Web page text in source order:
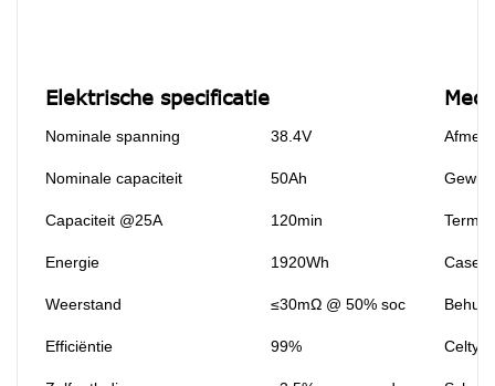
Elektrische specificatie
Nominale spanning 38.4V
Nominale capaciteit 50Ah
Capaciteit @25A 120min
Energie 1920Wh Case
Weerstand ≤30mΩ @ 50% soc
Efficiëntie 99%